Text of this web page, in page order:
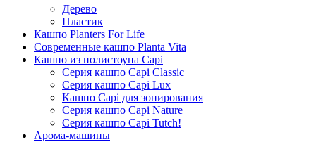
Дерево
Пластик
Кашпо Planters For Life
Современные кашпо Planta Vita
Кашпо из полистоуна Capi
Серия кашпо Capi Classic
Серия кашпо Capi Lux
Кашпо Capi для зонирования
Серия кашпо Capi Nature
Серия кашпо Capi Tutch!
Арома-машины